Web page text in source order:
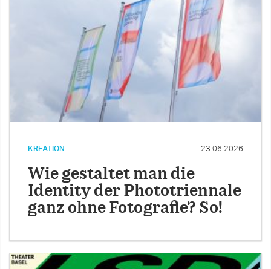
KREATION 23.06.2026
Wie gestaltet man die
Identity der Phototriennale
ganz ohne Fotografie? So!